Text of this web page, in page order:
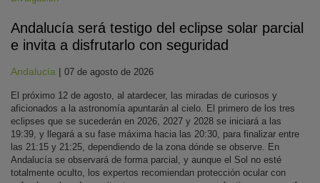
Andalucía será testigo del eclipse solar parcial
e invita a disfrutarlo con seguridad
Andalucía | 07 de agosto de 2026
El próximo 12 de agosto, al atardecer, las miradas de curiosos y
aficionados a la astronomía apuntarán al cielo. El primero de los tres
eclipses que se sucederán en 2026, 2027 y 2028 se iniciará a las
19:39, y llegará a su fase máxima hacia las 20:30, para finalizar entre
las 21:15 y 21:25, dependiendo de la zona dónde se observe. En
Andalucía se observará de forma parcial, y aunque el Sol no esté
totalmente oculto, los expertos recomiendan protección ocular con